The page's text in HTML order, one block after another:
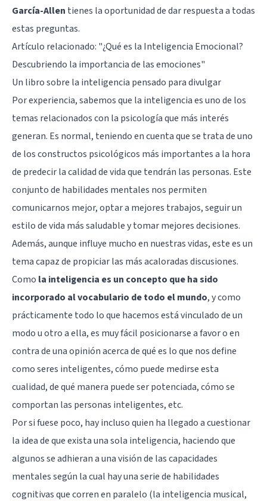
García-Allen tienes la oportunidad de dar respuesta a todas
estas preguntas.
Artículo relacionado: "¿Qué es la Inteligencia Emocional?
Descubriendo la importancia de las emociones"
Un libro sobre la inteligencia pensado para divulgar
Por experiencia, sabemos que la inteligencia es uno de los
temas relacionados con la psicología que más interés
generan. Es normal, teniendo en cuenta que se trata de uno
de los constructos psicológicos más importantes a la hora
de predecir la calidad de vida que tendrán las personas. Este
conjunto de habilidades mentales nos permiten
comunicarnos mejor, optar a mejores trabajos, seguir un
estilo de vida más saludable y tomar mejores decisiones.
Además, aunque influye mucho en nuestras vidas, este es un
tema capaz de propiciar las más acaloradas discusiones.
Como la inteligencia es un concepto que ha sido
incorporado al vocabulario de todo el mundo, y como
prácticamente todo lo que hacemos está vinculado de un
modo u otro a ella, es muy fácil posicionarse a favor o en
contra de una opinión acerca de qué es lo que nos define
como seres inteligentes, cómo puede medirse esta
cualidad, de qué manera puede ser potenciada, cómo se
comportan las personas inteligentes, etc.
Por si fuese poco, hay incluso quien ha llegado a cuestionar
la idea de que exista una sola inteligencia, haciendo que
algunos se adhieran a una visión de las capacidades
mentales según la cual hay una serie de habilidades
cognitivas que corren en paralelo (la inteligencia musical,